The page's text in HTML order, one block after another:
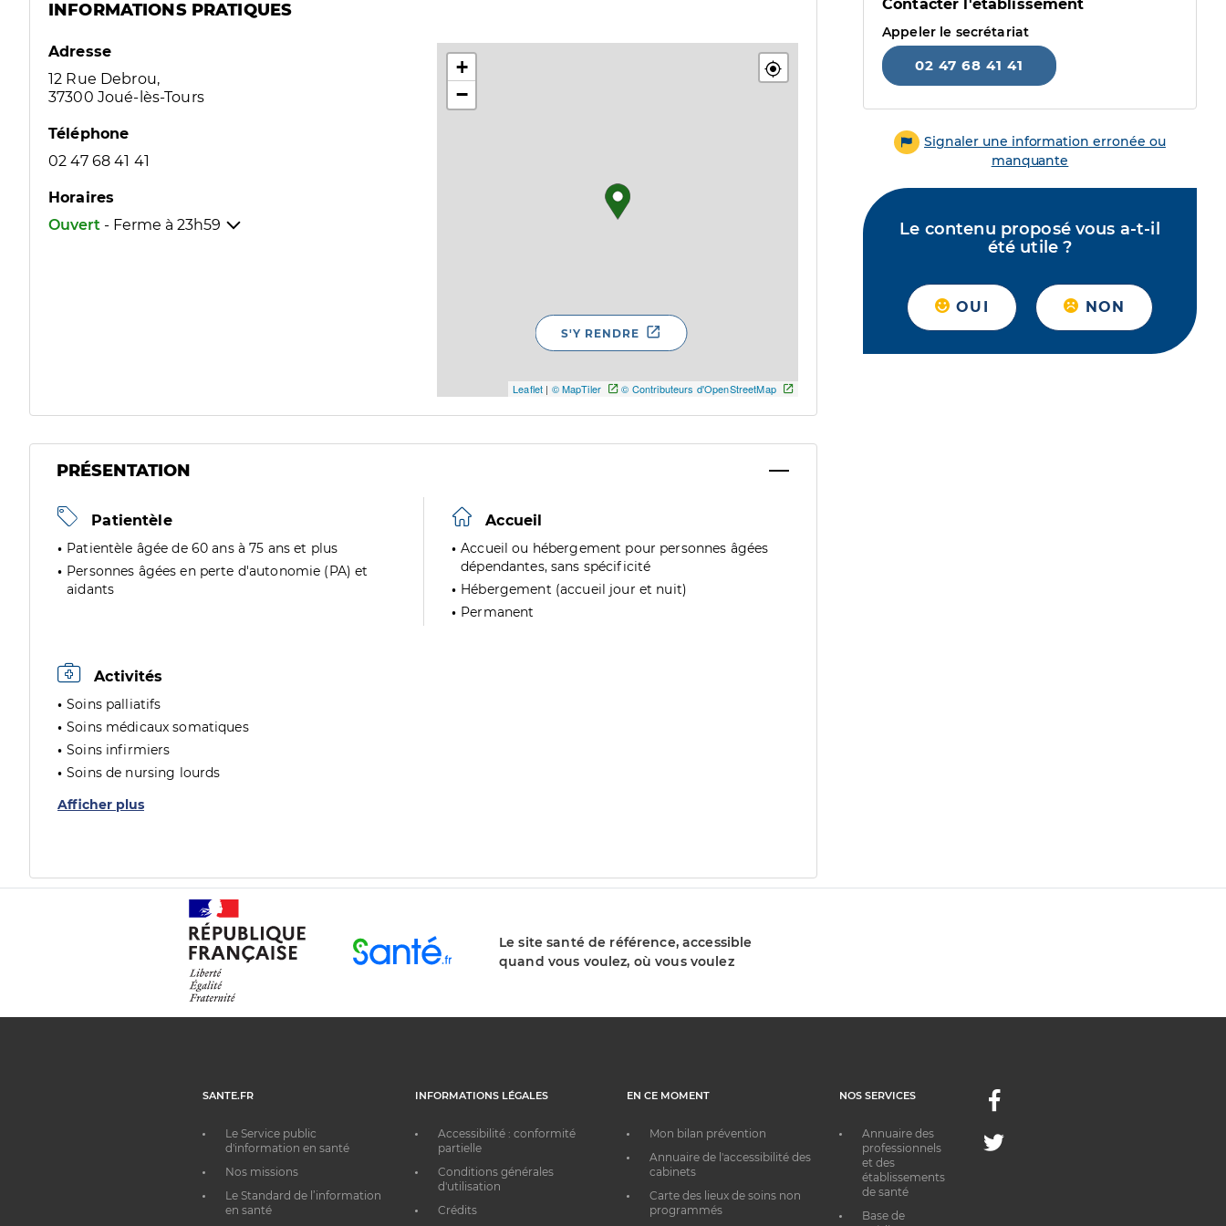
INFORMATIONS PRATIQUES
Adresse
12 Rue Debrou,
37300 Joué-lès-Tours
Téléphone
02 47 68 41 41
Horaires
Ouvert - Ferme à 23h59
+
−
Leaflet | © MapTiler © Contributeurs d'OpenStreetMap
S'Y RENDRE
PRÉSENTATION
Patientèle
Patientèle âgée de 60 ans à 75 ans et plus
Personnes âgées en perte d'autonomie (PA) et
aidants
Accueil
Accueil ou hébergement pour personnes âgées
dépendantes, sans spécificité
Hébergement (accueil jour et nuit)
Permanent
Activités
Soins palliatifs
Soins médicaux somatiques
Soins infirmiers
Soins de nursing lourds
Afficher plus
Contacter l'établissement
Appeler le secrétariat
02 47 68 41 41
Signaler une information erronée ou
manquante
Le contenu proposé vous a-t-il
été utile ?
OUI NON
Le site santé de référence, accessible
quand vous voulez, où vous voulez
SANTE.FR
Le Service public
d'information en santé
Nos missions
Le Standard de l’information
en santé
INFORMATIONS LÉGALES
Accessibilité : conformité
partielle
Conditions générales
d'utilisation
Crédits
EN CE MOMENT
Mon bilan prévention
Annuaire de l'accessibilité des
cabinets
Carte des lieux de soins non
programmés
NOS SERVICES
Annuaire des
professionnels
et des
établissements
de santé
Base de
Facebook
Twitter